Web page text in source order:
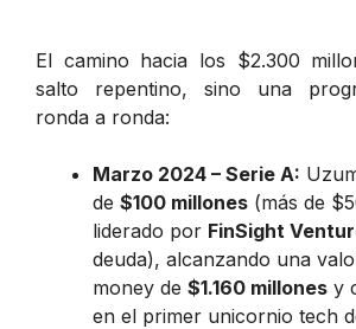
El camino hacia los $2.300
salto repentino, sino una
ronda a ronda:
Marzo 2024 – Serie A:
de $100 millones (más de
liderado por FinSight
deuda), alcanzando una
money de $1.160 millones y
en el primer unicornio tech